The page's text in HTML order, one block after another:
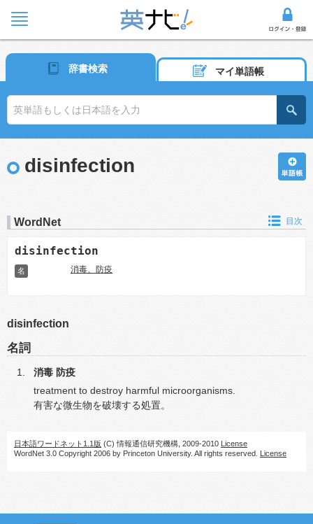
辞書検索 マイ単語帳
disinfection
WordNet 目次
disinfection
名 消毒、防疫
disinfection
名詞
消毒 防疫
treatment to destroy harmful microorganisms.
有害な微生物を破壊する処置。
日本語ワードネット1.1版 (C) 情報通信研究機構, 2009-2010 License
WordNet 3.0 Copyright 2006 by Princeton University. All rights reserved. License